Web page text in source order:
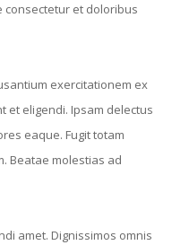
consectetur et doloribus
exercitationem ex
et eligendi. Ipsam delectus
eaque. Fugit totam
Beatae molestias ad
amet. Dignissimos omnis